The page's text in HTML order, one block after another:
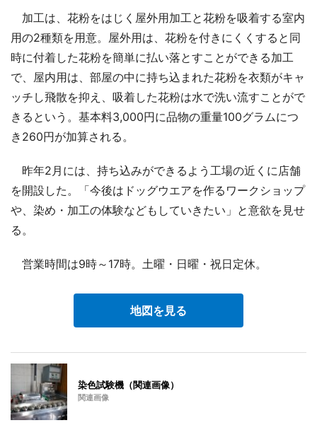
加工は、花粉をはじく屋外用加工と花粉を吸着する室内
用の2種類を用意。屋外用は、花粉を付きにくくすると同
時に付着した花粉を簡単に払い落とすことができる加工
で、屋内用は、部屋の中に持ち込まれた花粉を衣類がキャ
ッチし飛散を抑え、吸着した花粉は水で洗い流すことがで
きるという。基本料3,000円に品物の重量100グラムにつ
き260円が加算される。
昨年2月には、持ち込みができるよう工場の近くに店舗
を開設した。「今後はドッグウエアを作るワークショップ
や、染め・加工の体験などもしていきたい」と意欲を見せ
る。
営業時間は9時～17時。土曜・日曜・祝日定休。
地図を見る
染色試験機（関連画像）
関連画像